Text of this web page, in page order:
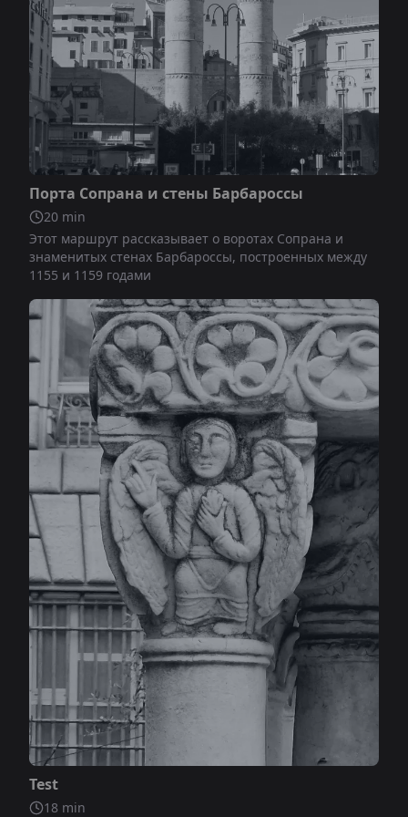
Не включено
Порта Сопрана и стены Барбароссы
20 min
Этот маршрут рассказывает о воротах Сопрана и
знаменитых стенах Барбароссы, построенных между
1155 и 1159 годами
Не включено
Test
18 min